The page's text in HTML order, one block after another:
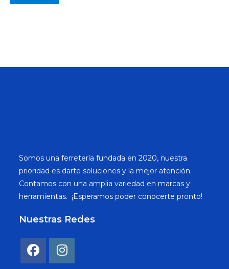
Somos una ferretería fundada en 2020, nuestra
prioridad es darte soluciones y la mejor atención.
Contamos con una amplia variedad en marcas y
herramientas. ¡Esperamos poder conocerte pronto!
Nuestras Redes